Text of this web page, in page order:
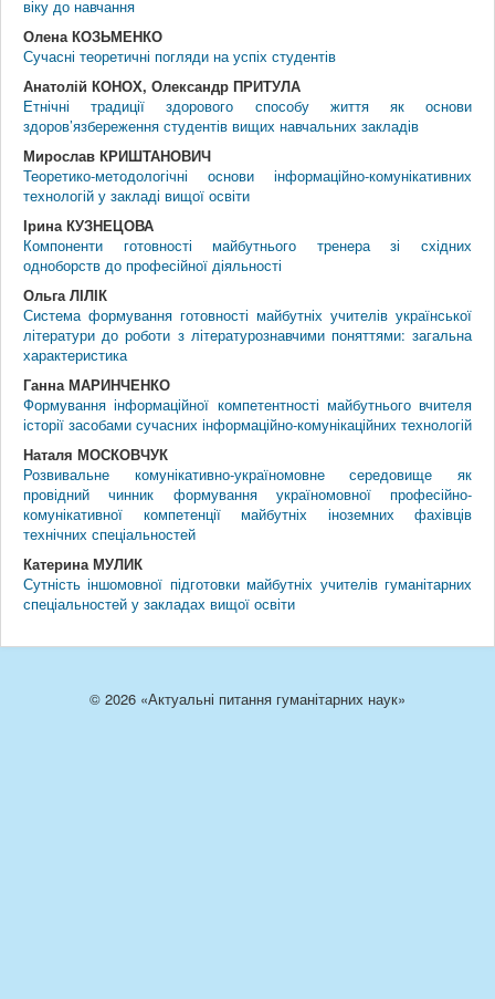
віку до навчання
Олена КОЗЬМЕНКО
Сучасні теоретичні погляди на успіх студентів
Анатолій КОНОХ, Олександр ПРИТУЛА
Етнічні традиції здорового способу життя як основи
здоров’язбереження студентів вищих навчальних закладів
Мирослав КРИШТАНОВИЧ
Теоретико-методологічні основи інформаційно-комунікативних
технологій у закладі вищої освіти
Ірина КУЗНЕЦОВА
Компоненти готовності майбутнього тренера зі східних
одноборств до професійної діяльності
Ольга ЛІЛІК
Система формування готовності майбутніх учителів української
літератури до роботи з літературознавчими поняттями: загальна
характеристика
Ганна МАРИНЧЕНКО
Формування інформаційної компетентності майбутнього вчителя
історії засобами сучасних інформаційно-комунікаційних технологій
Наталя МОСКОВЧУК
Розвивальне комунікативно-україномовне середовище як
провідний чинник формування україномовної професійно-
комунікативної компетенції майбутніх іноземних фахівців
технічних спеціальностей
Катерина МУЛИК
Сутність іншомовної підготовки майбутніх учителів гуманітарних
спеціальностей у закладах вищої освіти
© 2026 «Актуальні питання гуманітарних наук»